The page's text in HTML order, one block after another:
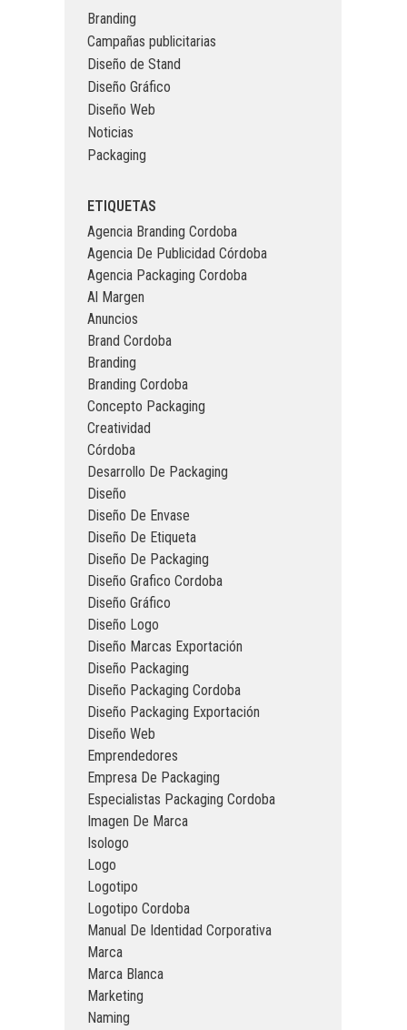
Branding
Campañas publicitarias
Diseño de Stand
Diseño Gráfico
Diseño Web
Noticias
Packaging
ETIQUETAS
Agencia Branding Cordoba
Agencia De Publicidad Córdoba
Agencia Packaging Cordoba
Al Margen
Anuncios
Brand Cordoba
Branding
Branding Cordoba
Concepto Packaging
Creatividad
Córdoba
Desarrollo De Packaging
Diseño
Diseño De Envase
Diseño De Etiqueta
Diseño De Packaging
Diseño Grafico Cordoba
Diseño Gráfico
Diseño Logo
Diseño Marcas Exportación
Diseño Packaging
Diseño Packaging Cordoba
Diseño Packaging Exportación
Diseño Web
Emprendedores
Empresa De Packaging
Especialistas Packaging Cordoba
Imagen De Marca
Isologo
Logo
Logotipo
Logotipo Cordoba
Manual De Identidad Corporativa
Marca
Marca Blanca
Marketing
Naming